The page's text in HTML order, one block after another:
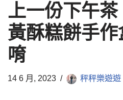
上一份下午
黃酥糕餅手
唷
14 6 月, 2023 秤秤樂遊遊